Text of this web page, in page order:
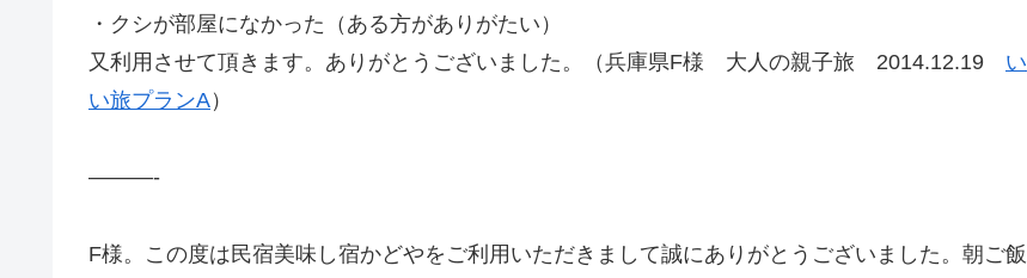
・クシが部屋になかった（ある方がありがたい）
又利用させて頂きます。ありがとうございました。（兵庫県F様 大人の親子旅 2014.12.19 い
い旅プランA）
———-
F様。この度は民宿美味し宿かどやをご利用いただきまして誠にありがとうございました。朝ご飯